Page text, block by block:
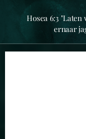
Hosea 6:3
ernaar